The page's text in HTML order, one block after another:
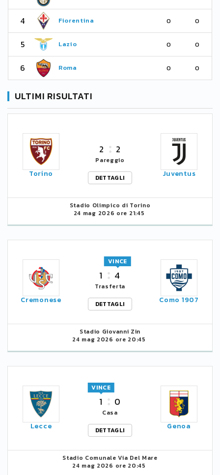
4 Fiorentina 0 0
5 Lazio 0 0
6 Roma 0 0
ULTIMI RISULTATI
Torino
2 2
Pareggio
DETTAGLI
Juventus
Stadio Olimpico di Torino
24 mag 2026 ore 21:45
Cremonese
1 4
VINCE
Trasferta
DETTAGLI
Como 1907
Stadio Giovanni Zin
24 mag 2026 ore 20:45
Lecce
1
VINCE
0
Casa
DETTAGLI
Genoa
Stadio Comunale Via Del Mare
24 mag 2026 ore 20:45